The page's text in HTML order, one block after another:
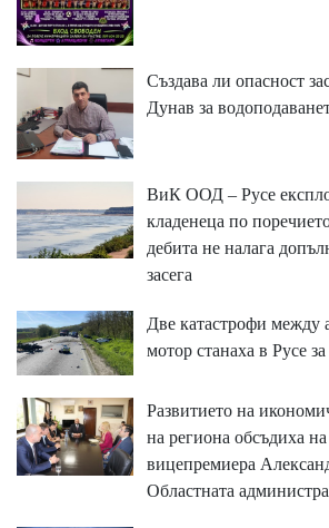
Създава ли опасност
Дунав за
ВиК ООД – Русе
кладенеца по
дебита не налага
засега
Две катастрофи между
мотор станаха в Русе
Развитието на
на региона обсъдиха
вицепремиера
Областната